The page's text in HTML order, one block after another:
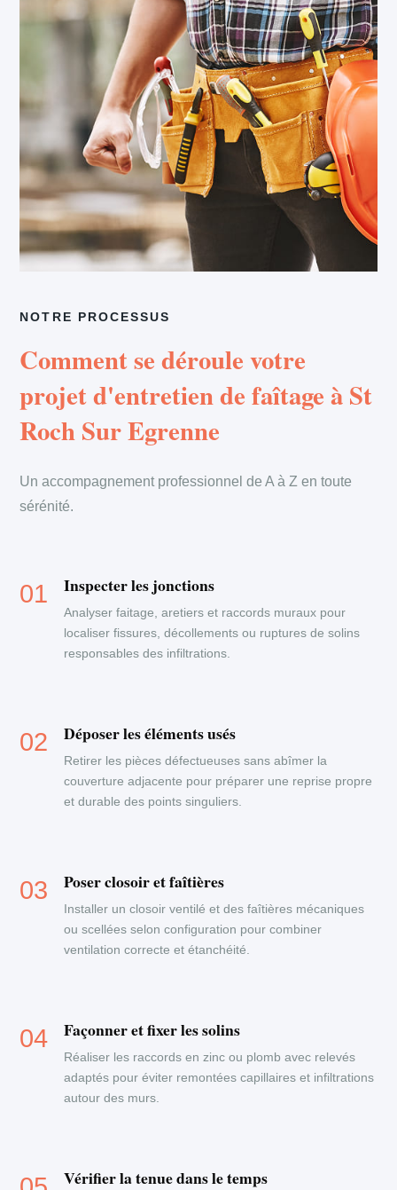
NOTRE PROCESSUS
Comment se déroule votre
projet d'entretien de faîtage à St
Roch Sur Egrenne
Un accompagnement professionnel de A à Z en toute
sérénité.
Inspecter les jonctions
Analyser faitage, aretiers et raccords muraux pour
localiser fissures, décollements ou ruptures de solins
responsables des infiltrations.
Déposer les éléments usés
Retirer les pièces défectueuses sans abîmer la
couverture adjacente pour préparer une reprise propre
et durable des points singuliers.
Poser closoir et faîtières
Installer un closoir ventilé et des faîtières mécaniques
ou scellées selon configuration pour combiner
ventilation correcte et étanchéité.
Façonner et fixer les solins
Réaliser les raccords en zinc ou plomb avec relevés
adaptés pour éviter remontées capillaires et infiltrations
autour des murs.
Vérifier la tenue dans le temps